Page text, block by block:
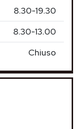
8.30-19.30
8.30-13.00
Chiuso